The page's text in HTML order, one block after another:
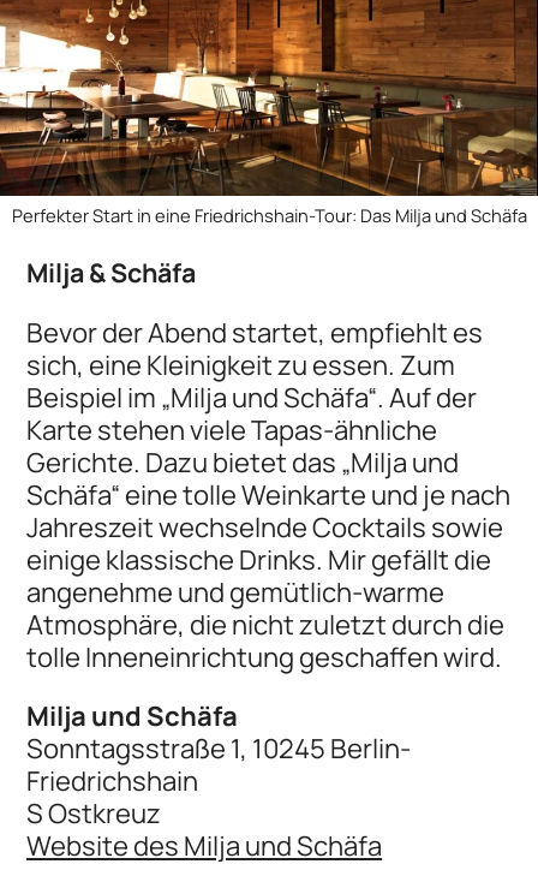
Perfekter Start in eine Friedrichshain-Tour: Das Milja und Schäfa
Milja & Schäfa
Bevor der Abend startet, empfiehlt es
sich, eine Kleinigkeit zu essen. Zum
Beispiel im „Milja und Schäfa“. Auf der
Karte stehen viele Tapas-ähnliche
Gerichte. Dazu bietet das „Milja und
Schäfa“ eine tolle Weinkarte und je nach
Jahreszeit wechselnde Cocktails sowie
einige klassische Drinks. Mir gefällt die
angenehme und gemütlich-warme
Atmosphäre, die nicht zuletzt durch die
tolle Inneneinrichtung geschaffen wird.
Milja und Schäfa
Sonntagsstraße 1, 10245 Berlin-
Friedrichshain
S Ostkreuz
Website des Milja und Schäfa